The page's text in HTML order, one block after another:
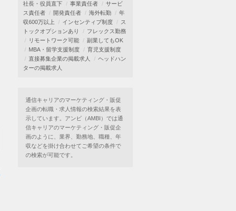
社長・役員直下
事業責任者
サービ
ス責任者
開発責任者 海外転勤
年
収600万以上
インセンティブ制度
ス
トックオプションあり
フレックス勤務
リモートワーク可能
副業してもOK
MBA・留学支援制度
育児支援制度
直接募集企業の掲載求人
ヘッドハン
ターの掲載求人
通信キャリアのマーケティング・販促
企画の転職・求人情報の検索結果を表
示しています。アンビ（AMBI）では通
信キャリアのマーケティング・販促企
画のように、業界、勤務地、職種、年
収などを掛け合わせてご希望の条件で
の検索が可能です。